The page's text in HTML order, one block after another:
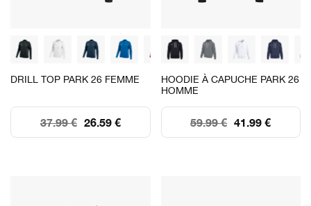
DRILL TOP PARK 26 FEMME
26.59 €
37.99 €
HOODIE À CAPUCHE PARK 26
HOMME
41.99 €
59.99 €